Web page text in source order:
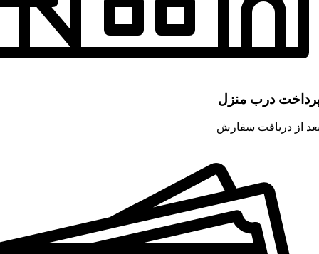
درب منزل
از دریافت سفارش